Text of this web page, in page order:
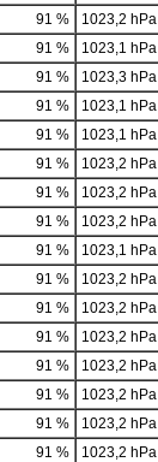
91 % 1023,2 hPa
91 % 1023,1 hPa
91 % 1023,3 hPa
91 % 1023,1 hPa
91 % 1023,1 hPa
91 % 1023,2 hPa
91 % 1023,2 hPa
91 % 1023,2 hPa
91 % 1023,1 hPa
91 % 1023,2 hPa
91 % 1023,2 hPa
91 % 1023,2 hPa
91 % 1023,2 hPa
91 % 1023,2 hPa
91 % 1023,2 hPa
91 % 1023,2 hPa